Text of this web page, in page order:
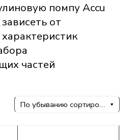
помпу Accu
от
частей
По убыванию сортировки